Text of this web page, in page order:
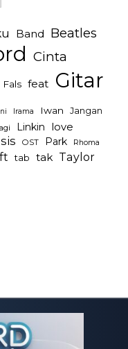
Band Beatles
Cinta
Fals feat Gitar
Ini Irama Iwan Jangan
Linkin love
OST Park Rhoma
tab tak Taylor